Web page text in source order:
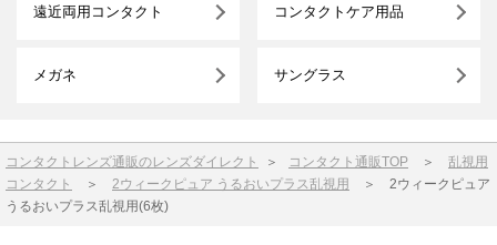
遠近両用コンタクト コンタクトケア用品
メガネ サングラス
コンタクトレンズ通販のレンズダイレクト ＞ コンタクト通販TOP ＞ 乱視用
コンタクト
＞ 2ウィークピュア うるおいプラス乱視用 ＞ 2ウィークピュア
うるおいプラス乱視用(6枚)